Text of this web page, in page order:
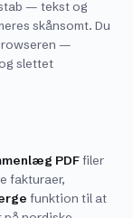
— tekst og
skånsomt. Du
—
slettet
PDFfiler
fakturaer,
funktion til at